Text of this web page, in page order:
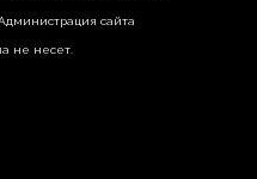
сайта
не несет.